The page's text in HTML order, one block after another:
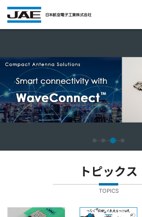
トピックス
TOPICS